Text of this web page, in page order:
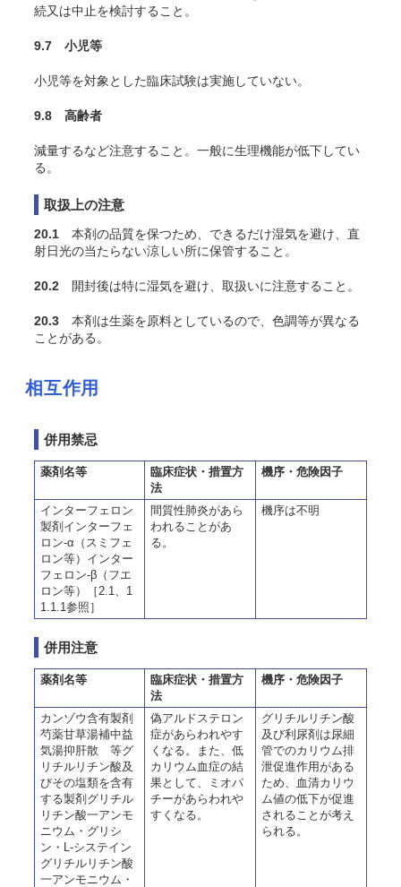
続又は中止を検討すること。
9.7 小児等
小児等を対象とした臨床試験は実施していない。
9.8 高齢者
減量するなど注意すること。一般に生理機能が低下してい
る。
取扱上の注意
20.1 本剤の品質を保つため、できるだけ湿気を避け、直
射日光の当たらない涼しい所に保管すること。
20.2 開封後は特に湿気を避け、取扱いに注意すること。
20.3 本剤は生薬を原料としているので、色調等が異なる
ことがある。
相互作用
併用禁忌
薬剤名等
臨床症状・措置方
法
機序・危険因子
インターフェロン
製剤インターフェ
ロン-α（スミフェ
ロン等）インター
フェロン-β（フエ
ロン等）［2.1、1
1.1.1参照］
間質性肺炎があら
われることがあ
る。
機序は不明
併用注意
薬剤名等
臨床症状・措置方
法
機序・危険因子
カンゾウ含有製剤
芍薬甘草湯補中益
気湯抑肝散 等グ
リチルリチン酸及
びその塩類を含有
する製剤グリチル
リチン酸一アンモ
ニウム・グリシ
ン・L-システイン
グリチルリチン酸
一アンモニウム・
偽アルドステロン
症があらわれやす
くなる。また、低
カリウム血症の結
果として、ミオパ
チーがあらわれや
すくなる。
グリチルリチン酸
及び利尿剤は尿細
管でのカリウム排
泄促進作用がある
ため、血清カリウ
ム値の低下が促進
されることが考え
られる。